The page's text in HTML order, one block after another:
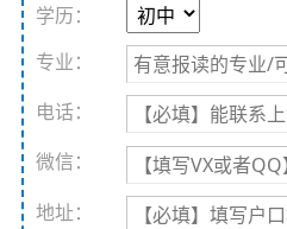
学历：
专业：
电话：
微信：
地址：